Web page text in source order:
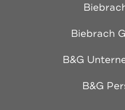
Biebrach
B&G
B&G